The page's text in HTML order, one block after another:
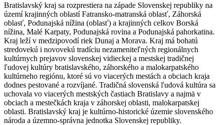
Bratislavský kraj sa rozprestiera na západe Slovenskej republiky na
území krajinných oblastí Fatransko-matranská oblasť, Záhorská
oblasť, Podunajská nížina (oblasť) a krajinných celkov Borská
nížina, Malé Karpaty, Podunajská rovina a Podunajská pahorkatina.
Kraj leží v medzipovodí riek Dunaj a Morava. Kraj má bohatú
stredovekú i novovekú tradíciu nezameniteľných regionálnych
kultúrnych prejavov slovenskej vidieckej a mestskej tradičnej
ľudovej kultúry bratislavského, záhorského a malokarpatského
kultúrneho regiónu, ktoré sú vo viacerých mestách a obciach kraja
dodnes pestované a rozvíjané. Tradičná slovenská ľudová kultúra sa
uchovala vo viacerých mestských častiach Bratislavy a najmä v
obciach a mestečkách kraja v záhorskej oblasti, malokarpatskej
oblasti. Bratislavský kraj je kultúrno-historické územie slovenského
národa a územno-správna jednotka Slovenskej republiky.